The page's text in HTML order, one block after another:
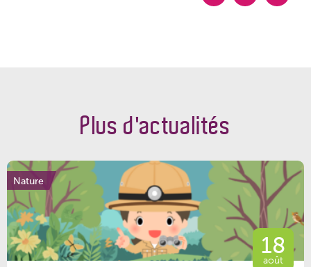
Plus d'actualités
Nature
18
août